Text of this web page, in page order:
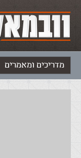
מדריכים ומאמרים